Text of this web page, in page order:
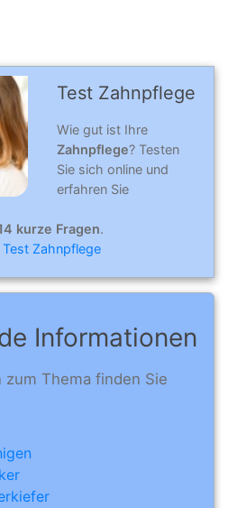
Test Zahnpflege
Wie gut ist Ihre
Zahnpflege? Testen
Sie sich online und
erfahren Sie
kurze Fragen.
Test Zahnpflege
Informationen
Thema finden Sie